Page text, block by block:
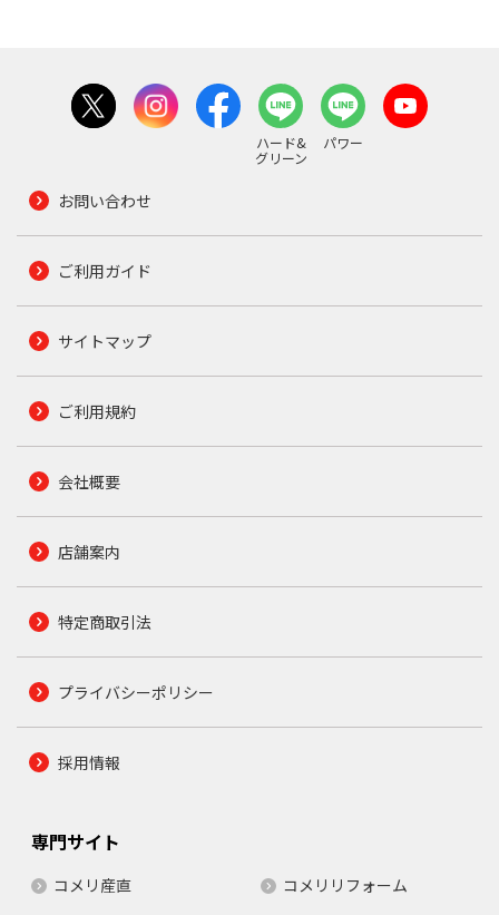
ハード&
グリーン
パワー
お問い合わせ
ご利用ガイド
サイトマップ
ご利用規約
会社概要
店舗案内
特定商取引法
プライバシーポリシー
採用情報
専門サイト
コメリ産直 コメリリフォーム